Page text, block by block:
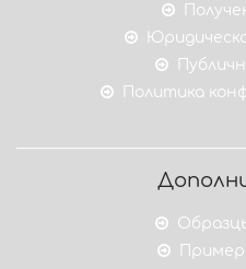
Политика